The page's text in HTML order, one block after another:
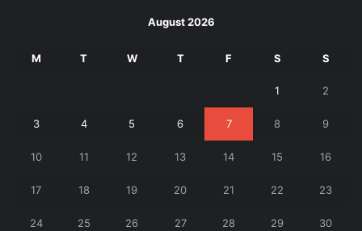
August 2026
M T W T F S S
1 2
3 4 5 6 7 8 9
10 11 12 13 14 15 16
17 18 19 20 21 22 23
24 25 26 27 28 29 30